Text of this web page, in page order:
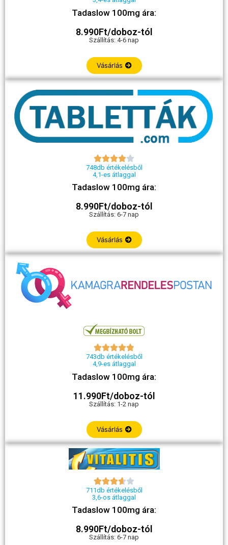
Tadaslow 100mg ára:
8.990Ft/doboz-tól
Szállítás: 4-6 nap
Vásárlás

748db értékelésből
4,1-es átlaggal
Tadaslow 100mg ára:
8.990Ft/doboz-tól
Szállítás: 6-7 nap
Vásárlás

743db értékelésből
4,9-es átlaggal
Tadaslow 100mg ára:
11.990Ft/doboz-tól
Szállítás: 1-2 nap
Vásárlás

711db értékelésből
3,6-os átlaggal
Tadaslow 100mg ára:
8.990Ft/doboz-tól
Szállítás: 6-7 nap